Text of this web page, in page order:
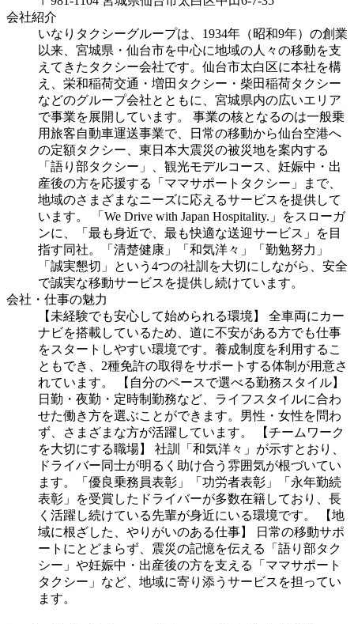
会社紹介
いなりタクシーグループは、1934年（昭和9年）の創業
以来、宮城県・仙台市を中心に地域の人々の移動を支
えてきたタクシー会社です。仙台市太白区に本社を構
え、栄和稲荷交通・増田タクシー・柴田稲荷タクシー
などのグループ会社とともに、宮城県内の広いエリア
で事業を展開しています。 事業の核となるのは一般乗
用旅客自動車運送事業で、日常の移動から仙台空港へ
の定額タクシー、東日本大震災の被災地を案内する
「語り部タクシー」、観光モデルコース、妊娠中・出
産後の方を応援する「ママサポートタクシー」まで、
地域のさまざまなニーズに応えるサービスを提供して
います。 「We Drive with Japan Hospitality.」をスローガ
ンに、「最も身近で、最も快適な送迎サービス」を目
指す同社。「清楚健康」「和気洋々」「勤勉努力」
「誠実懇切」という4つの社訓を大切にしながら、安全
で誠実な移動サービスを提供し続けています。
会社・仕事の魅力
【未経験でも安心して始められる環境】 全車両にカー
ナビを搭載しているため、道に不安がある方でも仕事
をスタートしやすい環境です。養成制度を利用するこ
ともでき、2種免許の取得をサポートする体制が用意さ
れています。 【自分のペースで選べる勤務スタイル】
日勤・夜勤・定時制勤務など、ライフスタイルに合わ
せた働き方を選ぶことができます。男性・女性を問わ
ず、さまざまな方が活躍しています。 【チームワーク
を大切にする職場】 社訓「和気洋々」が示すとおり、
ドライバー同士が明るく助け合う雰囲気が根づいてい
ます。「優良乗務員表彰」「功労者表彰」「永年勤続
表彰」を受賞したドライバーが多数在籍しており、長
く活躍し続けている先輩が身近にいる環境です。 【地
域に根ざした、やりがいのある仕事】 日常の移動サポ
ートにとどまらず、震災の記憶を伝える「語り部タク
シー」や妊娠中・出産後の方を支える「ママサポート
タクシー」など、地域に寄り添うサービスを担ってい
ます。